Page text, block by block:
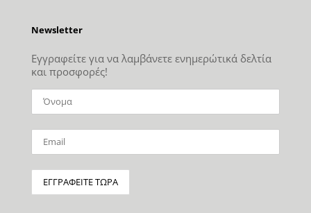
Newsletter
Εγγραφείτε για να λαμβάνετε ενημερώτικά δελτία
και προσφορές!